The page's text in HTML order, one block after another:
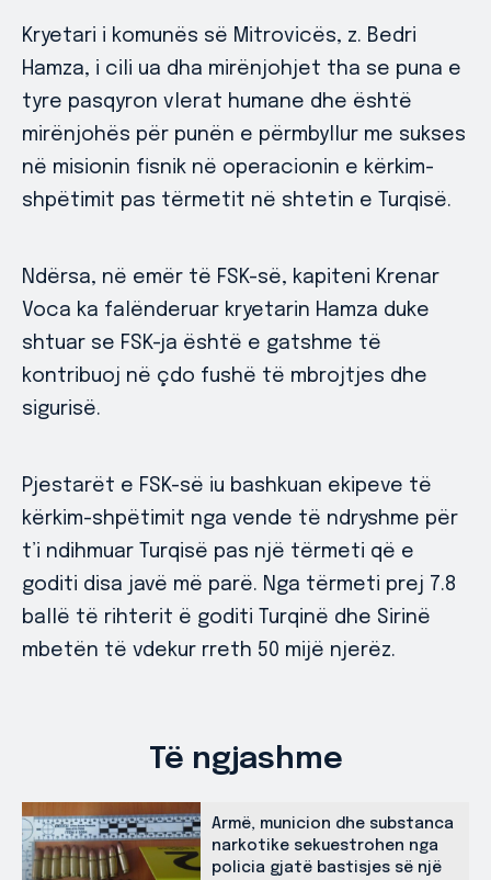
Kryetari i komunës së Mitrovicës, z. Bedri
Hamza, i cili ua dha mirënjohjet tha se puna e
tyre pasqyron vlerat humane dhe është
mirënjohës për punën e përmbyllur me sukses
në misionin fisnik në operacionin e kërkim-
shpëtimit pas tërmetit në shtetin e Turqisë.
Ndërsa, në emër të FSK-së, kapiteni Krenar
Voca ka falënderuar kryetarin Hamza duke
shtuar se FSK-ja është e gatshme të
kontribuoj në çdo fushë të mbrojtjes dhe
sigurisë.
Pjestarët e FSK-së iu bashkuan ekipeve të
kërkim-shpëtimit nga vende të ndryshme për
t’i ndihmuar Turqisë pas një tërmeti që e
goditi disa javë më parë. Nga tërmeti prej 7.8
ballë të rihterit ë goditi Turqinë dhe Sirinë
mbetën të vdekur rreth 50 mijë njerëz.
Të ngjashme
Armë, municion dhe substanca
narkotike sekuestrohen nga
policia gjatë bastisjes së një